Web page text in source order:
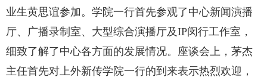
业生黄思谊参加。学院一行首先参观了中心新闻演播
厅、广播录制室、大型综合演播厅及IP闵行工作室，
细致了解了中心各方面的发展情况。座谈会上，茅杰
主任首先对上外新传学院一行的到来表示热烈欢迎，